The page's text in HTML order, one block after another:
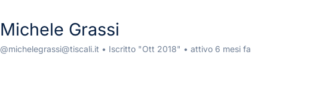
Michele Grassi
@michelegrassi@tiscali.it • Iscritto "Ott 2018" • attivo 6 mesi fa